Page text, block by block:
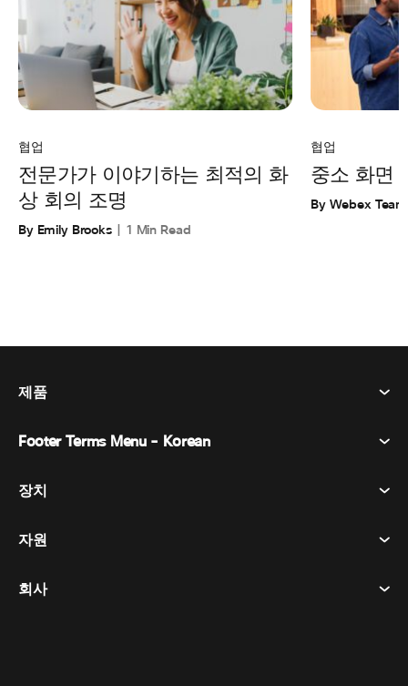
협업
전문가가 이야기하는 최적의 화
상 회의 조명
By Emily Brooks 1 Min Read
협업
중소 화면
By Webex Team
제품
Webex Suite
메시징
이벤트
Footer Terms Menu - Korean
이용약관
상표
장치
객실 장치
자원
가격
회사